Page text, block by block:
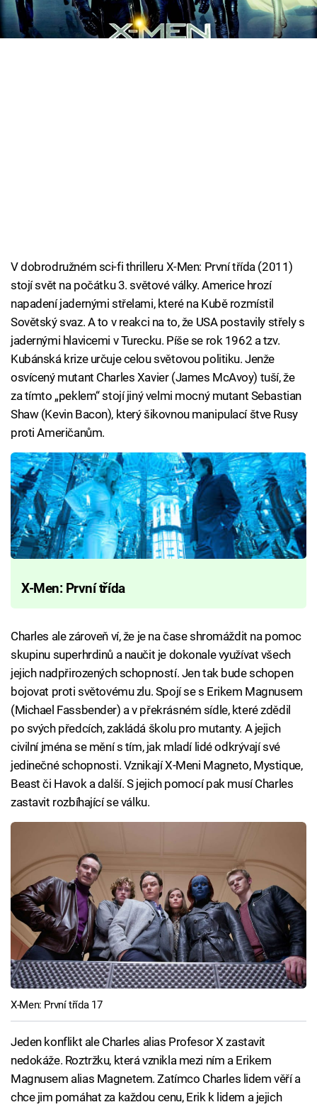
Cool Esport
jen jeden z nich chce chránit svět…
V dobrodružném sci-fi thrilleru X-Men: První třída (2011)
stojí svět na počátku 3. světové války. Americe hrozí
napadení jadernými střelami, které na Kubě rozmístil
Sovětský svaz. A to v reakci na to, že USA postavily střely s
jadernými hlavicemi v Turecku. Píše se rok 1962 a tzv.
Kubánská krize určuje celou světovou politiku. Jenže
osvícený mutant Charles Xavier (James McAvoy) tuší, že
za tímto „peklem“ stojí jiný velmi mocný mutant Sebastian
Shaw (Kevin Bacon), který šikovnou manipulací štve Rusy
proti Američanům.
X-Men: První třída
Charles ale zároveň ví, že je na čase shromáždit na pomoc
skupinu superhrdinů a naučit je dokonale využívat všech
jejich nadpřirozených schopností. Jen tak bude schopen
bojovat proti světovému zlu. Spojí se s Erikem Magnusem
(Michael Fassbender) a v překrásném sídle, které zdědil
po svých předcích, zakládá školu pro mutanty. A jejich
civilní jména se mění s tím, jak mladí lidé odkrývají své
jedinečné schopnosti. Vznikají X-Meni Magneto, Mystique,
Beast či Havok a další. S jejich pomocí pak musí Charles
zastavit rozbíhající se válku.
X-Men: První třída 17
Jeden konflikt ale Charles alias Profesor X zastavit
nedokáže. Roztržku, která vznikla mezi ním a Erikem
Magnusem alias Magnetem. Zatímco Charles lidem věří a
chce jim pomáhat za každou cenu, Erik k lidem a jejich